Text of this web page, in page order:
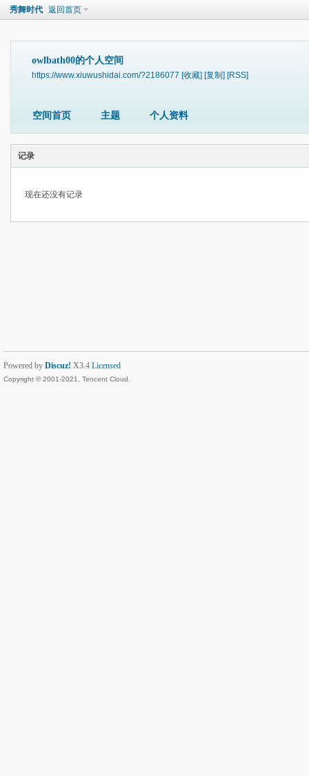
秀舞时代 返回首页
owlbath00的个人空间
https://www.xiuwushidai.com/?2186077 [收藏] [复制] [RSS]
空间首页 主题 个人资料
记录
现在还没有记录
Powered by Discuz! X3.4 Licensed
Copyright © 2001-2021, Tencent Cloud.